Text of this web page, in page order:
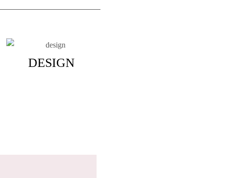
DESIGN